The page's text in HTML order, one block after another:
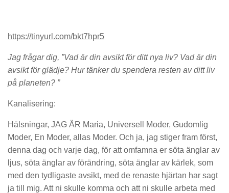
https://tinyurl.com/bkt7hpr5
Jag frågar dig, ”Vad är din avsikt för ditt nya liv? Vad är din
avsikt för glädje? Hur tänker du spendera resten av ditt liv
på planeten? ”
Kanalisering:
Hälsningar, JAG ÄR Maria, Universell Moder, Gudomlig
Moder, En Moder, allas Moder. Och ja, jag stiger fram först,
denna dag och varje dag, för att omfamna er söta änglar av
ljus, söta änglar av förändring, söta änglar av kärlek, som
med den tydligaste avsikt, med de renaste hjärtan har sagt
ja till mig. Att ni skulle komma och att ni skulle arbeta med